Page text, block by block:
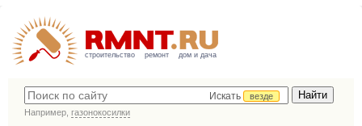
строительство ремонт дом и дача
Искать
везде
Например, газонокосилки